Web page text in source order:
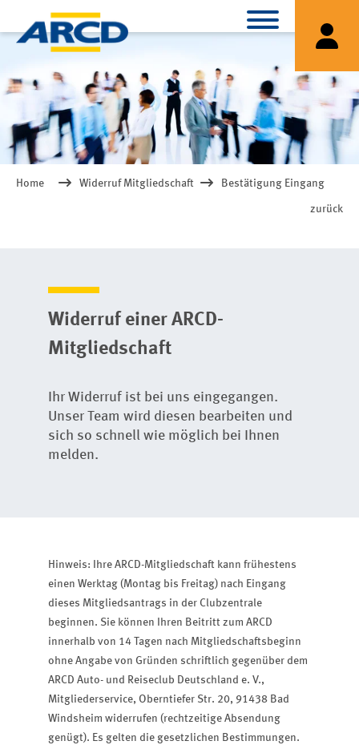
Home Widerruf Mitgliedschaft Bestätigung Eingang
zurück
Widerruf einer ARCD-
Mitgliedschaft
Ihr Widerruf ist bei uns eingegangen.
Unser Team wird diesen bearbeiten und
sich so schnell wie möglich bei Ihnen
melden.
Hinweis: Ihre ARCD-Mitgliedschaft kann frühestens
einen Werktag (Montag bis Freitag) nach Eingang
dieses Mitgliedsantrags in der Clubzentrale
beginnen. Sie können Ihren Beitritt zum ARCD
innerhalb von 14 Tagen nach Mitgliedschaftsbeginn
ohne Angabe von Gründen schriftlich gegenüber dem
ARCD Auto- und Reiseclub Deutschland e. V.,
Mitgliederservice, Oberntiefer Str. 20, 91438 Bad
Windsheim widerrufen (rechtzeitige Absendung
genügt). Es gelten die gesetzlichen Bestimmungen.